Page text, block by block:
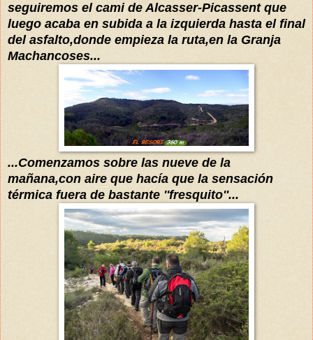
seguiremos el cami de Alcasser-Picassent que
luego acaba en subida a la izquierda hasta el final
del asfalto,donde empieza la ruta,en la Granja
Machancoses...
...Comenzamos sobre las nueve de la
mañana,con aire que hacía que la sensación
térmica fuera de bastante ''fresquito''...